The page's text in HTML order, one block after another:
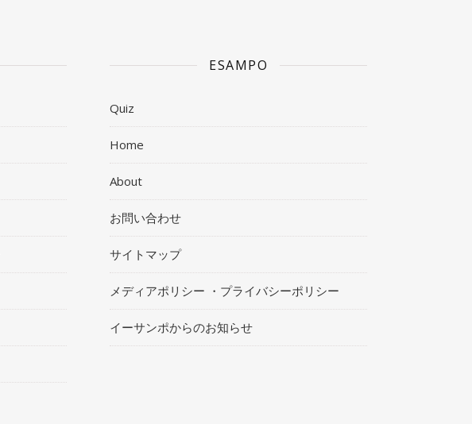
ESAMPO
Quiz
Home
About
お問い合わせ
サイトマップ
メディアポリシー ・プライバシーポリシー
イーサンポからのお知らせ